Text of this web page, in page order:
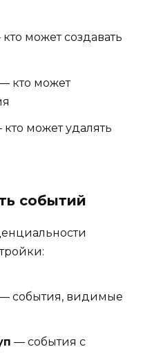
может создавать
кто может
может удалять
событий
события, видимые
— события с